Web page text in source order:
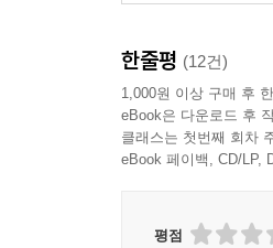
한줄평 (12건)
1,000원 이상 구매 후
eBook은 다운로드 후
클래스는 첫번째 회차
eBook 페이백, CD/LP,
평점